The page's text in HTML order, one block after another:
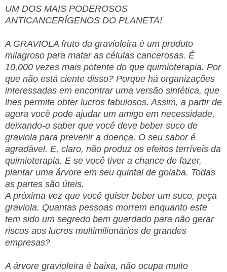
UM DOS MAIS PODEROSOS
ANTICANCERÍGENOS DO PLANETA!
A GRAVIOLA fruto da gravioleira é um produto
milagroso para matar as células cancerosas. É
10,000 vezes mais potente do que quimioterapia. Por
que não está ciente disso? Porque há organizações
interessadas em encontrar uma versão sintética, que
lhes permite obter lucros fabulosos. Assim, a partir de
agora você pode ajudar um amigo em necessidade,
deixando-o saber que você deve beber suco de
graviola para prevenir a doença. O seu sabor é
agradável. E, claro, não produz os efeitos terríveis da
quimioterapia. E se você tiver a chance de fazer,
plantar uma árvore em seu quintal de goiaba. Todas
as partes são úteis.
A próxima vez que você quiser beber um suco, peça
graviola. Quantas pessoas morrem enquanto este
tem sido um segredo bem guardado para não gerar
riscos aos lucros multimilionários de grandes
empresas?
A árvore gravioleira é baixa, não ocupa muito